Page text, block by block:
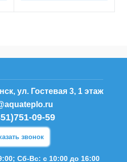
ул. Гостевая 3, 1 этаж
09-59
звонок
Сб-Вс: с 10:00 до 16:00